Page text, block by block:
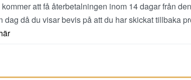
att få återbetalningen inom 14 dagar från
dag då du visar bevis på att du har skickat tillbaka